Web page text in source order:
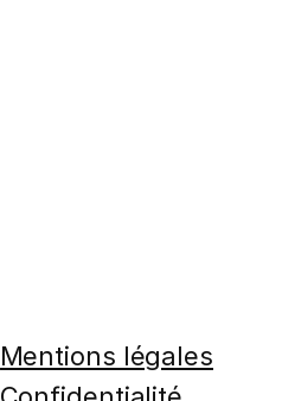
Mentions légales